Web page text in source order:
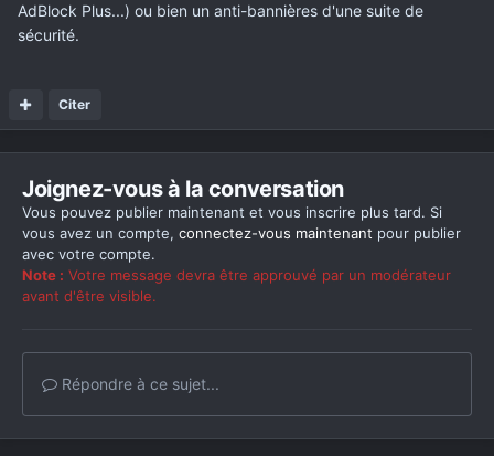
AdBlock Plus...) ou bien un anti-bannières d'une suite de
sécurité.
Citer
Joignez-vous à la conversation
Vous pouvez publier maintenant et vous inscrire plus tard. Si
vous avez un compte, connectez-vous maintenant pour publier
avec votre compte.
Note : Votre message devra être approuvé par un modérateur
avant d'être visible.
Répondre à ce sujet...